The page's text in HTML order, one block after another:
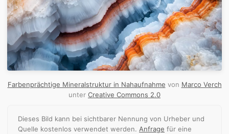
Farbenprächtige Mineralstruktur in Nahaufnahme von Marco Verch
unter Creative Commons 2.0
Dieses Bild kann bei sichtbarer Nennung von Urheber und
Quelle kostenlos verwendet werden. Anfrage für eine